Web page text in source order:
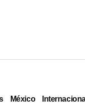
México